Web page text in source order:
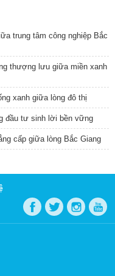
trung tâm công nghiệp Bắc
thượng lưu giữa miền xanh
xanh giữa lòng đô thị
đầu tư sinh lời bền vững
cấp giữa lòng Bắc Giang